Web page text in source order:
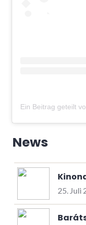
News
25. Juli